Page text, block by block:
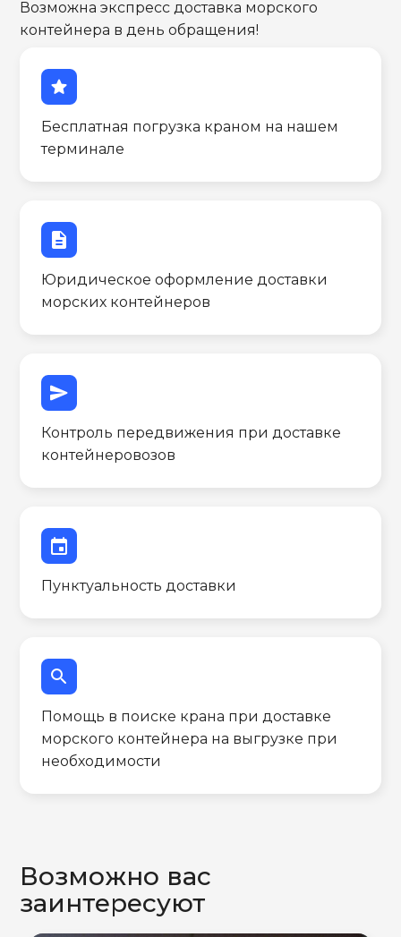
Возможна экспресс доставка морского
контейнера в день обращения!
star
Бесплатная погрузка краном на нашем
терминале
description
Юридическое оформление доставки
морских контейнеров
send
Контроль передвижения при доставке
контейнеровозов
event
Пунктуальность доставки
search
Помощь в поиске крана при доставке
морского контейнера на выгрузке при
необходимости
Возможно вас
заинтересуют